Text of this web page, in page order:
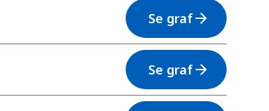
Se grafarrow_forward
Se grafarrow_forward